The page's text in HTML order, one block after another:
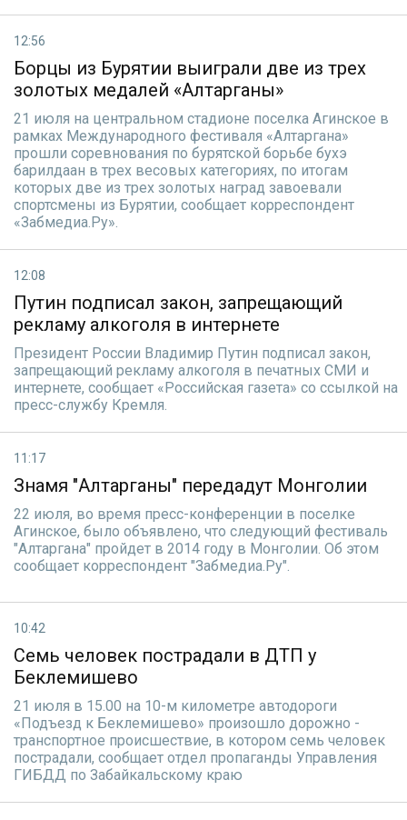
12:56
Борцы из Бурятии выиграли две из трех
золотых медалей «Алтарганы»
21 июля на центральном стадионе поселка Агинское в
рамках Международного фестиваля «Алтаргана»
прошли соревнования по бурятской борьбе бухэ
барилдаан в трех весовых категориях, по итогам
которых две из трех золотых наград завоевали
спортсмены из Бурятии, сообщает корреспондент
«Забмедиа.Ру».
12:08
Путин подписал закон, запрещающий
рекламу алкоголя в интернете
Президент России Владимир Путин подписал закон,
запрещающий рекламу алкоголя в печатных СМИ и
интернете, сообщает «Российская газета» со ссылкой на
пресс-службу Кремля.
11:17
Знамя "Алтарганы" передадут Монголии
22 июля, во время пресс-конференции в поселке
Агинское, было объявлено, что следующий фестиваль
"Алтаргана" пройдет в 2014 году в Монголии. Об этом
сообщает корреспондент "Забмедиа.Ру".
10:42
Семь человек пострадали в ДТП у
Беклемишево
21 июля в 15.00 на 10-м километре автодороги
«Подъезд к Беклемишево» произошло дорожно -
транспортное происшествие, в котором семь человек
пострадали, сообщает отдел пропаганды Управления
ГИБДД по Забайкальскому краю